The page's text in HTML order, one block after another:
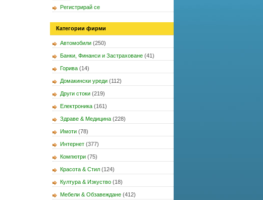
Регистрирай се
Категории фирми
Автомобили (250)
Банки, Финанси и Застраховане (41)
Горива (14)
Домакински уреди (112)
Други стоки (219)
Електроника (161)
Здраве & Медицина (228)
Имоти (78)
Интернет (377)
Компютри (75)
Красота & Стил (124)
Култура & Изкуство (18)
Мебели & Обзавеждане (412)